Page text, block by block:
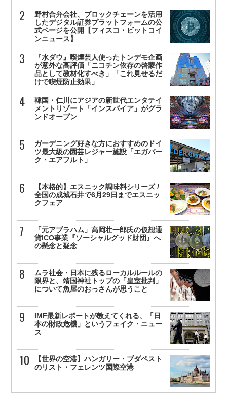
野村合弁会社、ブロックチェーンを活用
したデジタル証券プラットフォームの公
式ページを公開【フィスコ・ビットコイ
ンニュース】
『水ダウ』喫煙芸人使ったトンデモ企画
が意外な高評価「ニコチン依存の啓蒙作
品として教材化すべき」「これ見せるだ
けで喫煙防止効果」
韓国・仁川にアジアの新世代エンタテイ
メントリゾート「インスパイア」がグラ
ンドオープン
ガーデニング好きな方におすすめのドイ
ツ最大級の園芸レジャー施設「エガパー
ク・エアフルト」
【本格的】エスニック調味料シリーズ /
全国の成城石井で6月29日までエスニッ
クフェア
「元アブラハム」高岡壮一郎氏の仮想通
貨ICO事業『ソーシャルグッド財団』へ
の懸念と疑念
ムラ社会・日本に残るローカルルールの
限界と、靖国神社トップの「皇室批判」
について魚屋のおっさんが思うこと
IMF最新レポートが教えてくれる、「日
本の財政危機」というフェイク・ニュー
ス
【世界の空港】ハンガリー・ブダペスト
のリスト・フェレンツ国際空港